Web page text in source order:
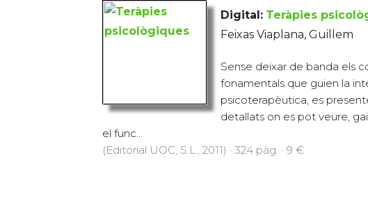
Digital: Teràpies
Feixas Viaplana, Guillem
Sense deixar de banda els
fonamentals que guien la
psicoterapèutica, es
detallats on es pot veure,
el func...
(Editorial UOC, S.L., 2011) · 324 pàg. · 9 €